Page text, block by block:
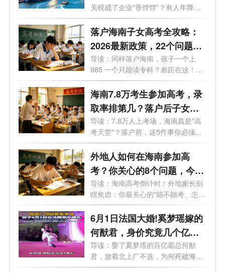
关税成了企业“香饽饽”？有人年降低
关税...
落户海南子女高考全攻略：
2026最新政策，22个问题一
次说透（家长必看）
导读：同样落户海南，孩子一个上
985 一个只能读专科？差距在这！很
多人落...
海南7.8万考生参加高考，录
取率排第几？落户后子女能
马上随迁转学吗？一文读懂
导读：7.8万人上考场，海南真是"高
考天堂"？落户前，这5件事你必须...
外地人如何在海南参加高
考？你关心的8个问题，今天
一次性说清楚
导读：海南高考倒计时！外地家长别
瞎焦虑：你最关心的"能不能考、怎
么...
6月1日法国大婚!奚梦瑶嫁的
何猷君，身价究竟几个亿？
为何悄悄盯上了海南？
导读：娶了奚梦瑶的百亿霸总何猷
君，放着北上广不选，为何死磕海
南？真相...